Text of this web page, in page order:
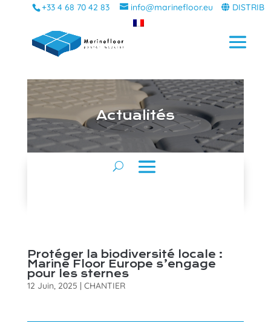
+33 4 68 70 42 83 info@marinefloor.eu DISTRIB
Actualités
Protéger la biodiversité locale :
Marine Floor Europe s’engage
pour les sternes
12 Juin, 2025 | CHANTIER